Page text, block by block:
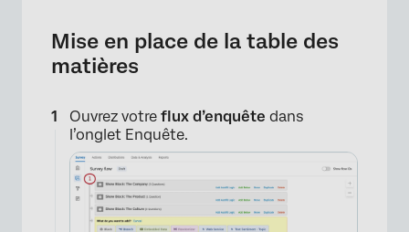
Mise en place de la table des
matières
Ouvrez votre flux d’enquête dans
l’onglet Enquête.